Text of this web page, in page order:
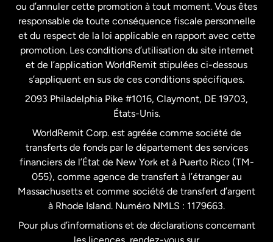
Malaisie
Nouvelle-Zélande
Pays-Bas
Royaume-Uni
Suède
ou d’annuler cette promotion à tout moment. Vous êtes
responsable de toute conséquence fiscale personnelle
et du respect de la loi applicable en rapport avec cette
promotion. Les conditions d’utilisation du site internet
et de l’application WorldRemit stipulées ci-dessous
s’appliquent en sus de ces conditions spécifiques.
2093 Philadelphia Pike #1016, Claymont, DE 19703,
États-Unis.
WorldRemit Corp. est agréée comme société de
transferts de fonds par le département des services
financiers de l’État de New York et à Puerto Rico (TM-
055), comme agence de transfert à l’étranger au
Massachusetts et comme société de transfert d’argent
à Rhode Island. Numéro NMLS : 1179663.
Pour plus d’informations et de déclarations concernant